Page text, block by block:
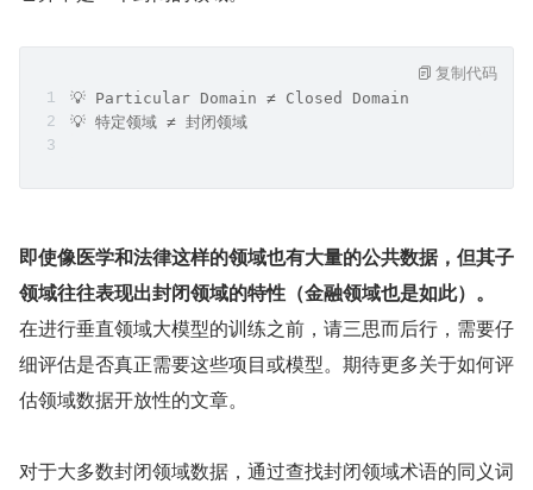
💡 Particular Domain ≠ Closed Domain
💡 特定领域 ≠ 封闭领域
复制代码
即使像医学和法律这样的领域也有大量的公共数据，但其子
领域往往表现出封闭领域的特性（金融领域也是如此）。
在进行垂直领域大模型的训练之前，请三思而后行，需要仔
细评估是否真正需要这些项目或模型。期待更多关于如何评
估领域数据开放性的文章。
对于大多数封闭领域数据，通过查找封闭领域术语的同义词